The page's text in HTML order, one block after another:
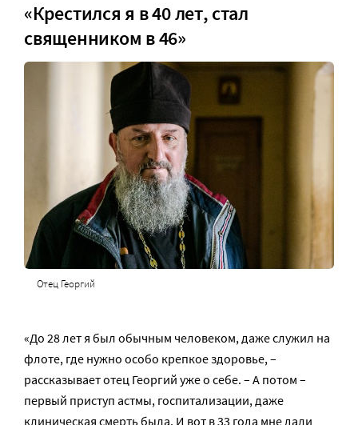
«Крестился я в 40 лет, стал
священником в 46»
Отец Георгий
«До 28 лет я был обычным человеком, даже служил на
флоте, где нужно особо крепкое здоровье, –
рассказывает отец Георгий уже о себе. – А потом –
первый приступ астмы, госпитализации, даже
клиническая смерть была. И вот в 33 года мне дали